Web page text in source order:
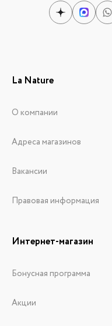
La Nature
О компании
Адреса магазинов
Вакансии
Правовая информация
Интернет-магазин
Бонусная программа
Акции